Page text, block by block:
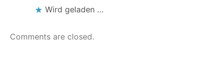
Wird geladen …
Comments are closed.